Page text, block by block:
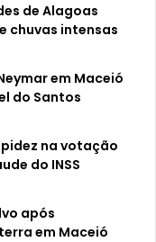
de Alagoas
chuvas intensas
em Maceió
do Santos
na votação
do INSS
após
em Maceió